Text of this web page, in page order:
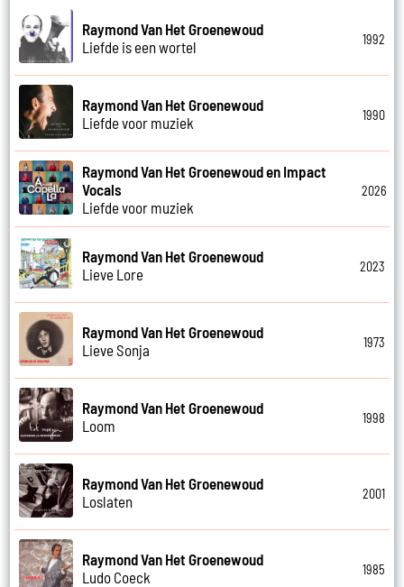
Raymond Van Het Groenewoud
Liefde is een wortel
1992
Raymond Van Het Groenewoud
Liefde voor muziek
1990
Raymond Van Het Groenewoud en Impact
Vocals
Liefde voor muziek
2026
Raymond Van Het Groenewoud
Lieve Lore
2023
Raymond Van Het Groenewoud
Lieve Sonja
1973
Raymond Van Het Groenewoud
Loom
1998
Raymond Van Het Groenewoud
Loslaten
2001
Raymond Van Het Groenewoud
Ludo Coeck
1985